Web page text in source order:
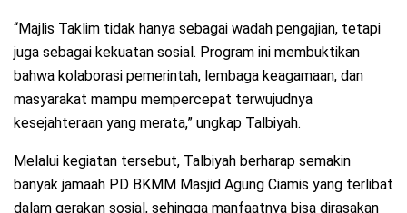
“Majlis Taklim tidak hanya sebagai wadah pengajian, tetapi
juga sebagai kekuatan sosial. Program ini membuktikan
bahwa kolaborasi pemerintah, lembaga keagamaan, dan
masyarakat mampu mempercepat terwujudnya
kesejahteraan yang merata,” ungkap Talbiyah.
Melalui kegiatan tersebut, Talbiyah berharap semakin
banyak jamaah PD BKMM Masjid Agung Ciamis yang terlibat
dalam gerakan sosial, sehingga manfaatnya bisa dirasakan